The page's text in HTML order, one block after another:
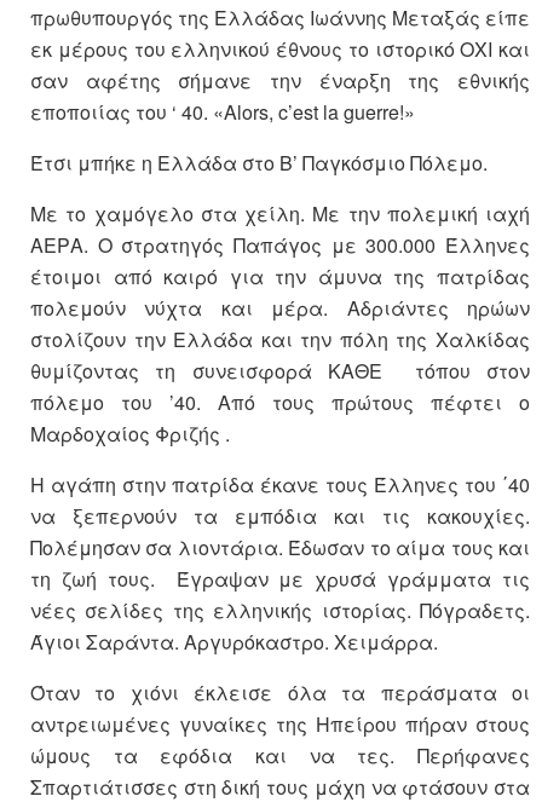
πρωθυπουργός της Ελλάδας Ιωάννης Μεταξάς είπε
εκ μέρους του ελληνικού έθνους το ιστορικό ΟΧΙ και
σαν αφέτης σήμανε την έναρξη της εθνικής
εποποιίας του ‘ 40. «Alors, c’est la guerre!»
Έτσι μπήκε η Ελλάδα στο Β’ Παγκόσμιο Πόλεμο.
Με το χαμόγελο στα χείλη. Με την πολεμική ιαχή
ΑΕΡΑ. Ο στρατηγός Παπάγος με 300.000 Έλληνες
έτοιμοι από καιρό για την άμυνα της πατρίδας
πολεμούν νύχτα και μέρα. Αδριάντες ηρώων
στολίζουν την Ελλάδα και την πόλη της Χαλκίδας
θυμίζοντας τη συνεισφορά ΚΑΘΕ τόπου στον
πόλεμο του ’40. Από τους πρώτους πέφτει ο
Μαρδοχαίος Φριζής .
Η αγάπη στην πατρίδα έκανε τους Έλληνες του ΄40
να ξεπερνούν τα εμπόδια και τις κακουχίες.
Πολέμησαν σα λιοντάρια. Έδωσαν το αίμα τους και
τη ζωή τους. Έγραψαν με χρυσά γράμματα τις
νέες σελίδες της ελληνικής ιστορίας. Πόγραδετς.
Άγιοι Σαράντα. Αργυρόκαστρο. Χειμάρρα.
Όταν το χιόνι έκλεισε όλα τα περάσματα οι
αντρειωμένες γυναίκες της Ηπείρου πήραν στους
ώμους τα εφόδια και να τες. Περήφανες
Σπαρτιάτισσες στη δική τους μάχη να φτάσουν στα